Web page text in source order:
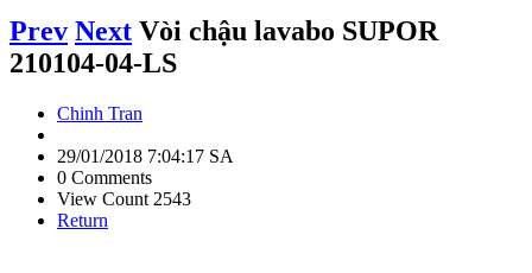
Prev Next Vòi chậu lavabo SUPOR
210104-04-LS
Chinh Tran
29/01/2018 7:04:17 SA
0 Comments
View Count 2543
Return